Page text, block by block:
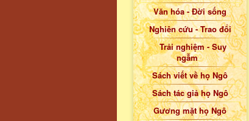
Văn hóa - Đời sống
Nghiên cứu - Trao đổi
Trải nghiệm - Suy
ngẫm
Sách viết về họ Ngô
Sách tác giả họ Ngô
Gương mặt họ Ngô